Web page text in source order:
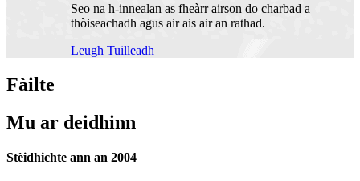
Seo na h-innealan as fheàrr airson do charbad a
thòiseachadh agus air ais air an rathad.
Leugh Tuilleadh
Fàilte
Mu ar deidhinn
Stèidhichte ann an 2004